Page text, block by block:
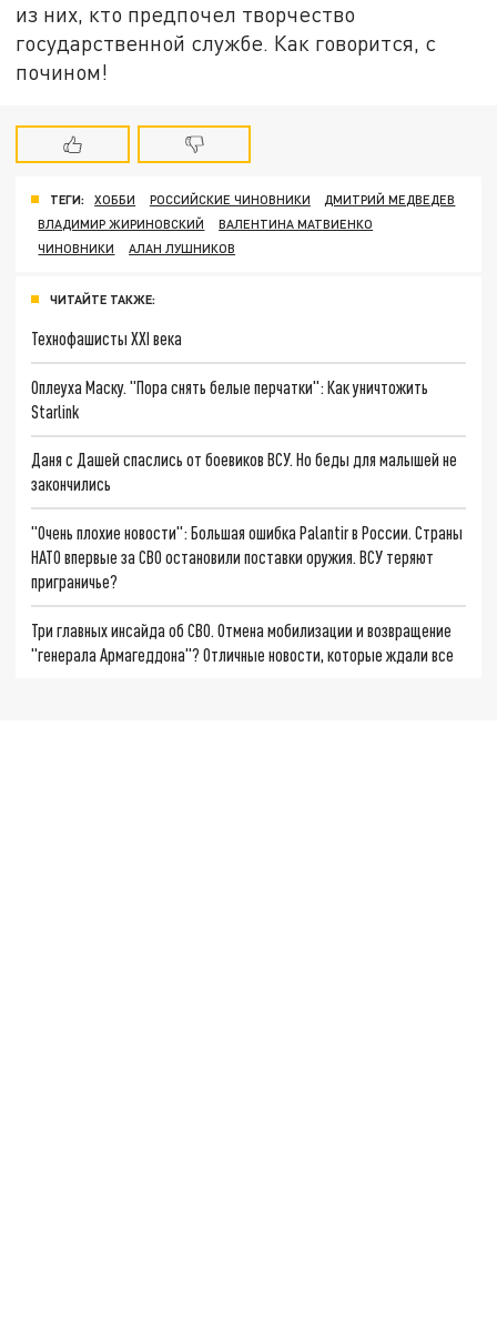
из них, кто предпочел творчество
государственной службе. Как говорится, с
почином!
ТЕГИ: ХОББИ РОССИЙСКИЕ ЧИНОВНИКИ
ДМИТРИЙ МЕДВЕДЕВ
ВЛАДИМИР ЖИРИНОВСКИЙ
ВАЛЕНТИНА МАТВИЕНКО
ЧИНОВНИКИ
АЛАН ЛУШНИКОВ
ЧИТАЙТЕ ТАКЖЕ:
Технофашисты XXI века
Оплеуха Маску. "Пора снять белые перчатки": Как уничтожить
Starlink
Даня с Дашей спаслись от боевиков ВСУ. Но беды для малышей не
закончились
"Очень плохие новости": Большая ошибка Palantir в России. Страны
НАТО впервые за СВО остановили поставки оружия. ВСУ теряют
приграничье?
Три главных инсайда об СВО. Отмена мобилизации и возвращение
"генерала Армагеддона"? Отличные новости, которые ждали все